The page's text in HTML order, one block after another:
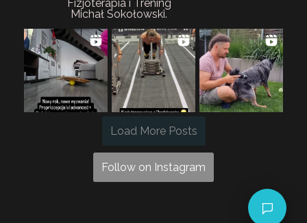
Fizjoterapia i Trening
Michał Sokołowski.
Load More Posts
Follow on Instagram